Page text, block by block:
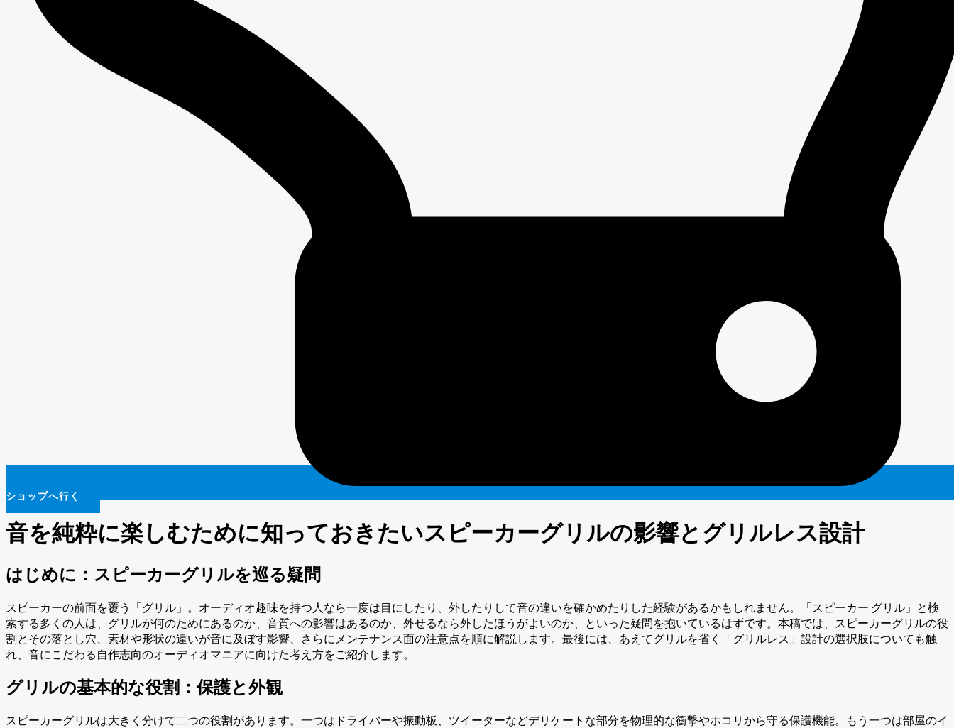
ショップへ行く
音を純粋に楽しむために知っておきたいスピーカーグリルの影響とグリルレス設計
はじめに：スピーカーグリルを巡る疑問
スピーカーの前面を覆う「グリル」。オーディオ趣味を持つ人なら一度は目にしたり、外したりして音の違いを確かめたりした経験があるかもしれません。「スピーカー グリル」と検
索する多くの人は、グリルが何のためにあるのか、音質への影響はあるのか、外せるなら外したほうがよいのか、といった疑問を抱いているはずです。本稿では、スピーカーグリルの役
割とその落とし穴、素材や形状の違いが音に及ぼす影響、さらにメンテナンス面の注意点を順に解説します。最後には、あえてグリルを省く「グリルレス」設計の選択肢についても触
れ、音にこだわる自作志向のオーディオマニアに向けた考え方をご紹介します。
グリルの基本的な役割：保護と外観
スピーカーグリルは大きく分けて二つの役割があります。一つはドライバーや振動板、ツイーターなどデリケートな部分を物理的な衝撃やホコリから守る保護機能。もう一つは部屋のイ